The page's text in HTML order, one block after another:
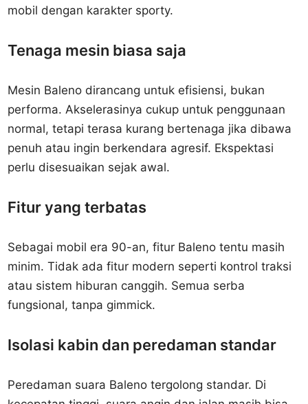
mobil dengan karakter sporty.
Tenaga mesin biasa saja
Mesin Baleno dirancang untuk efisiensi, bukan
performa. Akselerasinya cukup untuk penggunaan
normal, tetapi terasa kurang bertenaga jika dibawa
penuh atau ingin berkendara agresif. Ekspektasi
perlu disesuaikan sejak awal.
Fitur yang terbatas
Sebagai mobil era 90-an, fitur Baleno tentu masih
minim. Tidak ada fitur modern seperti kontrol traksi
atau sistem hiburan canggih. Semua serba
fungsional, tanpa gimmick.
Isolasi kabin dan peredaman standar
Peredaman suara Baleno tergolong standar. Di